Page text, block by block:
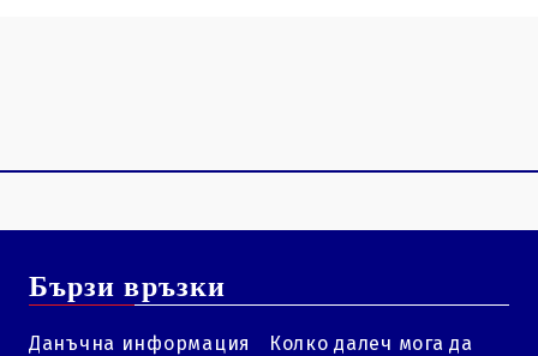
Бързи връзки
Данъчна информация
Колко далеч мога да